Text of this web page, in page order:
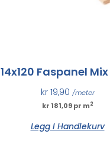
14x120 Faspanel
kr19,90 /meter
kr 181,09 pr m2
Legg I Handlekurv